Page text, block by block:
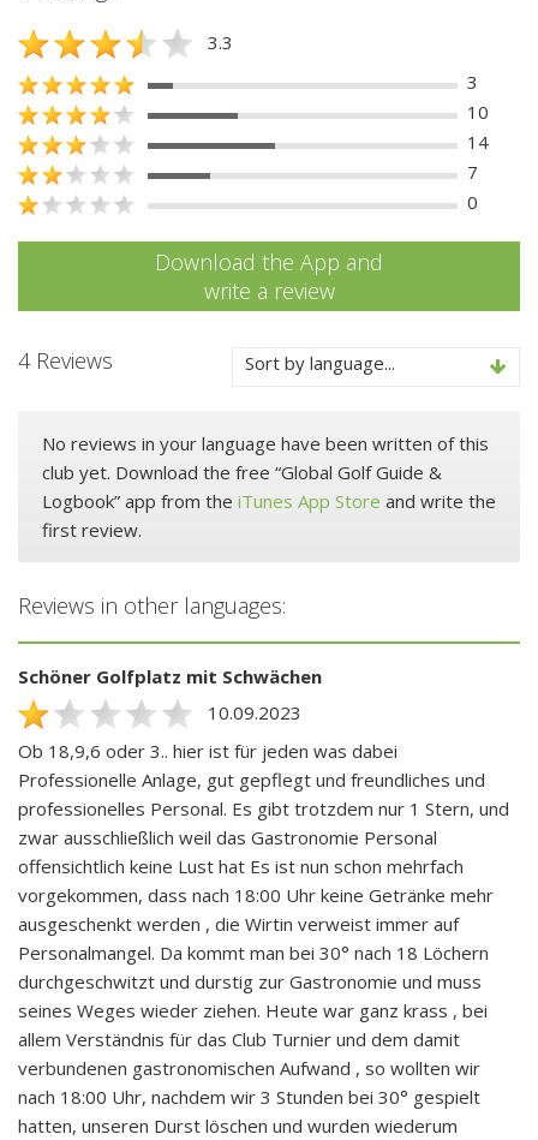
3.3
3
10
14
7
0
Download the App and
write a review
4 Reviews Sort by language...
No reviews in your language have been written of this
club yet. Download the free “Global Golf Guide &
Logbook” app from the iTunes App Store and write the
first review.
Reviews in other languages:
Schöner Golfplatz mit Schwächen
10.09.2023
Ob 18,9,6 oder 3.. hier ist für jeden was dabei
Professionelle Anlage, gut gepflegt und freundliches und
professionelles Personal. Es gibt trotzdem nur 1 Stern, und
zwar ausschließlich weil das Gastronomie Personal
offensichtlich keine Lust hat Es ist nun schon mehrfach
vorgekommen, dass nach 18:00 Uhr keine Getränke mehr
ausgeschenkt werden , die Wirtin verweist immer auf
Personalmangel. Da kommt man bei 30° nach 18 Löchern
durchgeschwitzt und durstig zur Gastronomie und muss
seines Weges wieder ziehen. Heute war ganz krass , bei
allem Verständnis für das Club Turnier und dem damit
verbundenen gastronomischen Aufwand , so wollten wir
nach 18:00 Uhr, nachdem wir 3 Stunden bei 30° gespielt
hatten, unseren Durst löschen und wurden wiederum